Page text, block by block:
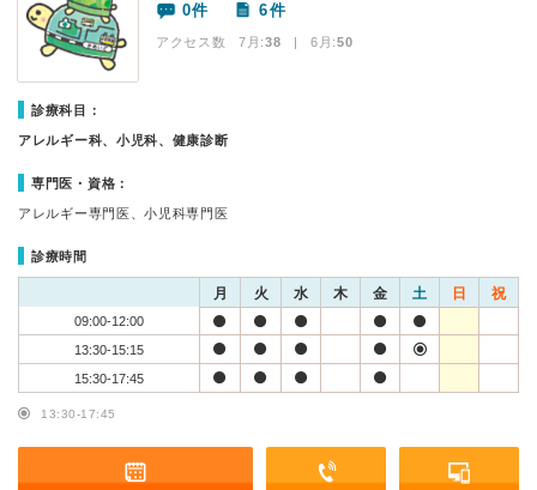
0件 6件
アクセス数 7月:38 | 6月:50
診療科目：
アレルギー科、小児科、健康診断
専門医・資格：
アレルギー専門医、小児科専門医
診療時間
月 火 水 木 金 土 日 祝
09:00-12:00
13:30-15:15
15:30-17:45
13:30-17:45